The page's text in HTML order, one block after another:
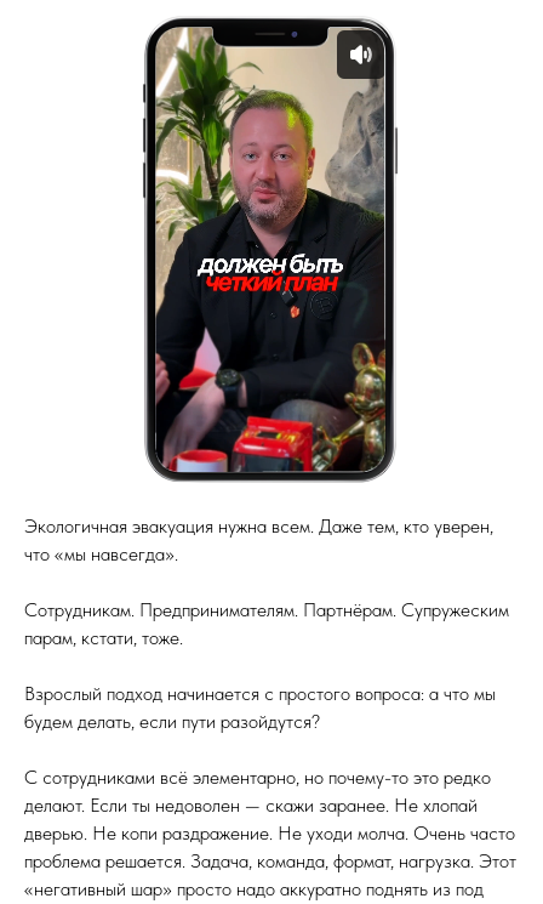
Экологичная эвакуация нужна всем. Даже тем, кто уверен,
что «мы навсегда».
Сотрудникам. Предпринимателям. Партнёрам. Супружеским
парам, кстати, тоже.
Взрослый подход начинается с простого вопроса: а что мы
будем делать, если пути разойдутся?
С сотрудниками всё элементарно, но почему-то это редко
делают. Если ты недоволен — скажи заранее. Не хлопай
дверью. Не копи раздражение. Не уходи молча. Очень часто
проблема решается. Задача, команда, формат, нагрузка. Этот
«негативный шар» просто надо аккуратно поднять из под